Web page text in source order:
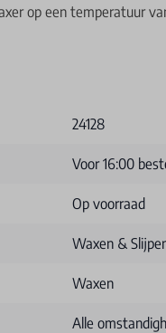
op een temperatuur van
24128
Voor 16:00
Op voorraad
Waxen &
Waxen
Alle